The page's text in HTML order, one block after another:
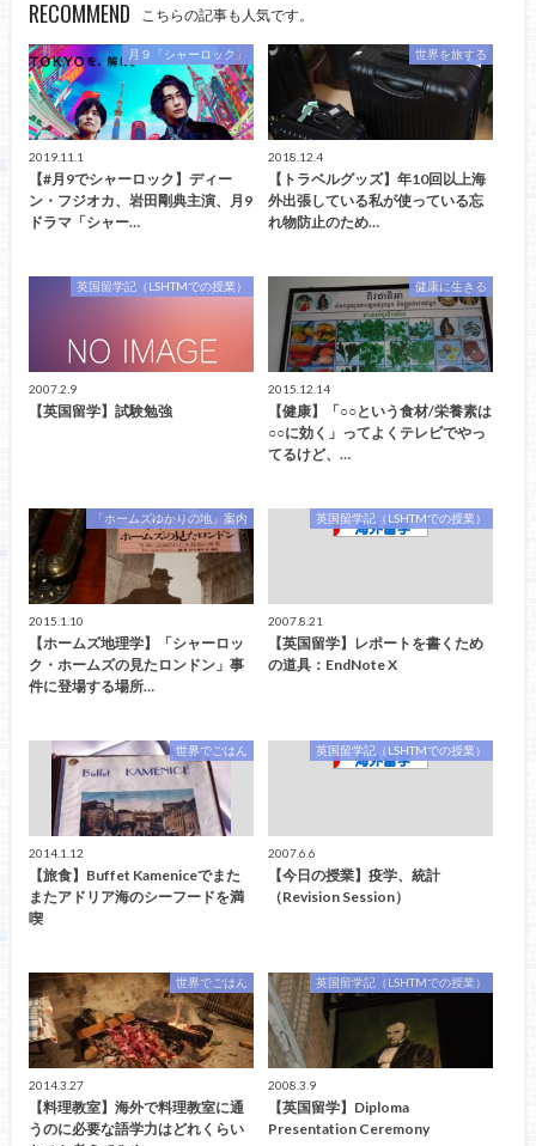
RECOMMEND こちらの記事も人気です。
月９「シャーロック」
2019.11.1
【#月9でシャーロック】ディー
ン・フジオカ、岩田剛典主演、月9
ドラマ「シャー…
世界を旅する
2018.12.4
【トラベルグッズ】年10回以上海
外出張している私が使っている忘
れ物防止のため…
英国留学記（LSHTMでの授業）
2007.2.9
【英国留学】試験勉強
健康に生きる
2015.12.14
【健康】「○○という食材/栄養素は
○○に効く」ってよくテレビでやっ
てるけど、…
「ホームズゆかりの地」案内
2015.1.10
【ホームズ地理学】「シャーロッ
ク・ホームズの見たロンドン」事
件に登場する場所…
英国留学記（LSHTMでの授業）
2007.8.21
【英国留学】レポートを書くため
の道具：EndNote X
世界でごはん
2014.1.12
【旅食】Buffet Kameniceでまた
またアドリア海のシーフードを満
喫
英国留学記（LSHTMでの授業）
2007.6.6
【今日の授業】疫学、統計
（Revision Session）
世界でごはん
2014.3.27
【料理教室】海外で料理教室に通
うのに必要な語学力はどれくらい
英国留学記（LSHTMでの授業）
2008.3.9
【英国留学】Diploma
Presentation Ceremony